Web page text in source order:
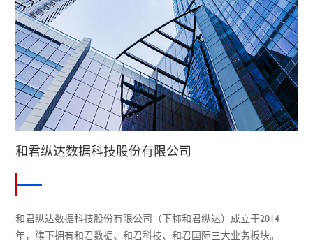
和君纵达数据科技股份有限公司
和君纵达数据科技股份有限公司（下称和君纵达）成立于2014
年，旗下拥有和君数据、和君科技、和君国际三大业务板块。